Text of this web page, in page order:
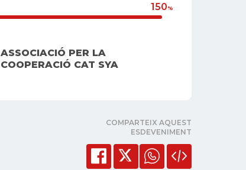
150%
ASSOCIACIÓ PER LA
COOPERACIÓ CAT SYA
COMPARTEIX AQUEST
ESDEVENIMENT